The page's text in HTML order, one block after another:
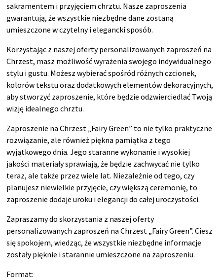
sakramentem i przyjęciem chrztu. Nasze zaproszenia
gwarantują, że wszystkie niezbędne dane zostaną
umieszczone w czytelny i elegancki sposób.
Korzystając z naszej oferty personalizowanych zaproszeń na
Chrzest, masz możliwość wyrażenia swojego indywidualnego
stylu i gustu. Możesz wybierać spośród różnych czcionek,
kolorów tekstu oraz dodatkowych elementów dekoracyjnych,
aby stworzyć zaproszenie, które będzie odzwierciedlać Twoją
wizję idealnego chrztu.
Zaproszenie na Chrzest „Fairy Green” to nie tylko praktyczne
rozwiązanie, ale również piękna pamiątka z tego
wyjątkowego dnia. Jego staranne wykonanie i wysokiej
jakości materiały sprawiają, że będzie zachwycać nie tylko
teraz, ale także przez wiele lat. Niezależnie od tego, czy
planujesz niewielkie przyjęcie, czy większą ceremonię, to
zaproszenie dodaje uroku i elegancji do całej uroczystości.
Zapraszamy do skorzystania z naszej oferty
personalizowanych zaproszeń na Chrzest „Fairy Green”. Ciesz
się spokojem, wiedząc, że wszystkie niezbędne informacje
zostały pięknie i starannie umieszczone na zaproszeniu.
Format: